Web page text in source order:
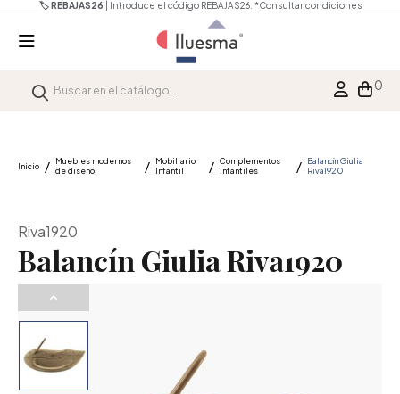
🏷️ REBAJAS26 | Introduce el código REBAJAS26. *Consultar condiciones
0
Inicio
Muebles modernos
de diseño
Mobiliario
Infantil
Complementos
infantiles
Balancín Giulia
Riva1920
Riva1920
Balancín Giulia Riva1920